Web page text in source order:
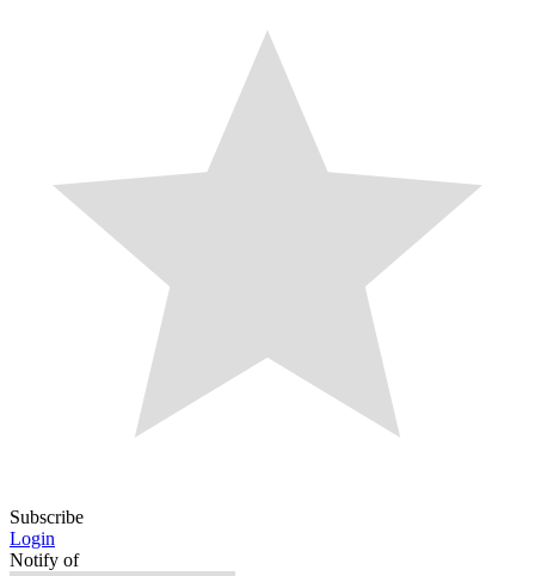
Subscribe
Login
Notify of